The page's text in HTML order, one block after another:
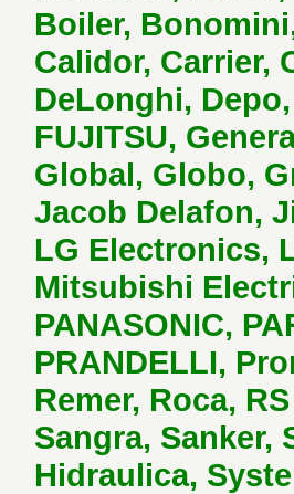
Boiler,
Calidor, Carrier,
DeLonghi,
FUJITSU,
Global, Globo,
Jacob Delafon,
LG Еlectronics,
Mitsubishi
PANASONIC,
PRANDELLI,
Remer, Roca,
Sangra, Sanker,
Hidraulica,